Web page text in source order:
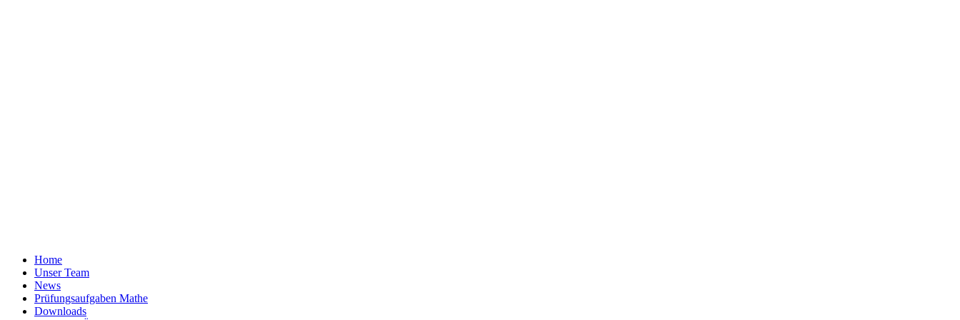
Home
Unser Team
News
Prüfungsaufgaben Mathe
Downloads